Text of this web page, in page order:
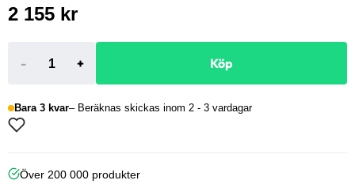
2 155 kr
- + Köp
Bara 3 kvar Beräknas skickas inom 2 - 3 vardagar
Över 200 000 produkter